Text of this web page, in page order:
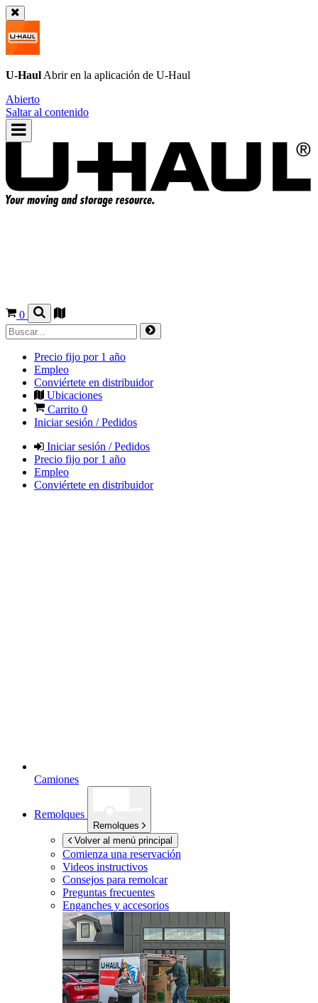
U-Haul Abrir en la aplicación de U-Haul
Abierto
Saltar al contenido
0
Precio fijo por 1 año
Empleo
Conviértete en distribuidor
Ubicaciones
Carrito 0
Iniciar sesión / Pedidos
Iniciar sesión / Pedidos
Precio fijo por 1 año
Empleo
Conviértete en distribuidor
Camiones
Remolques
Remolques
Volver al menú principal
Comienza una reservación
Videos instructivos
Consejos para remolcar
Preguntas frecuentes
Enganches y accesorios